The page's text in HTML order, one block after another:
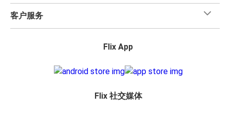
客户服务
Flix App
Flix 社交媒体